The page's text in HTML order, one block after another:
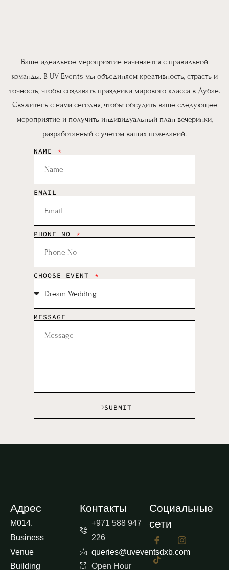
Ваше идеальное мероприятие начинается с правильной
команды. В UV Events мы объединяем креативность, страсть и
точность, чтобы создавать праздники мирового класса в Дубае.
Свяжитесь с нами сегодня, чтобы обсудить ваше следующее
мероприятие и получить индивидуальный план вечеринки,
разработанный с учетом ваших пожеланий.
NAME
EMAIL
PHONE NO
CHOOSE EVENT
MESSAGE
SUBMIT
Адрес
M014,
Business
Venue
Building
Контакты
+971 588 947
226
queries@uveventsdxb.com
Open Hour
Социальные
сети